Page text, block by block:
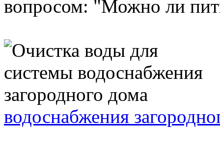
вопросом: "Можно ли
водоснабжения